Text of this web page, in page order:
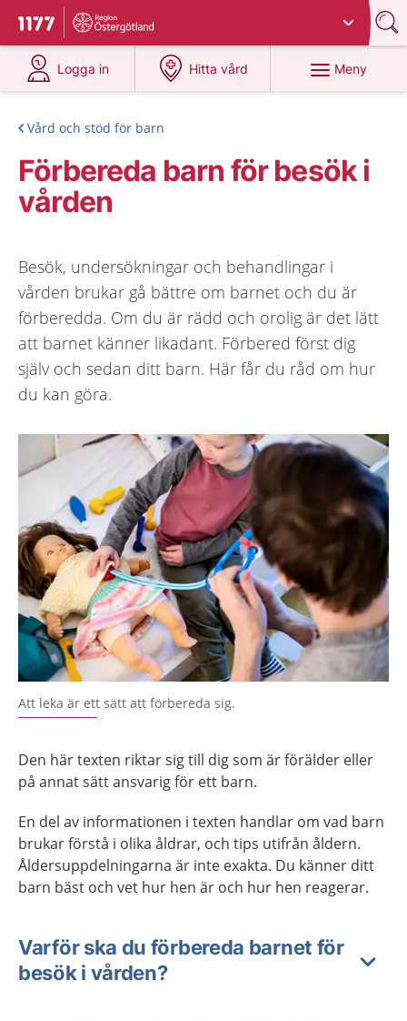
Till startsidan för 1177
Du har valt region
Logga in
på 1177.se
Hitta vård
på 1177.se
Meny
Vård och stöd för barn
Förbereda barn för besök i
vården
Besök, undersökningar och behandlingar i
vården brukar gå bättre om barnet och du är
förberedda. Om du är rädd och orolig är det lätt
att barnet känner likadant. Förbered först dig
själv och sedan ditt barn. Här får du råd om hur
du kan göra.
Att leka är ett sätt att förbereda sig.
Den här texten riktar sig till dig som är förälder eller
på annat sätt ansvarig för ett barn.
En del av informationen i texten handlar om vad barn
brukar förstå i olika åldrar, och tips utifrån åldern.
Åldersuppdelningarna är inte exakta. Du känner ditt
barn bäst och vet hur hen är och hur hen reagerar.
Varför ska du förbereda barnet för
besök i vården?